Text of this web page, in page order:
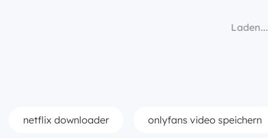
Laden...
netflix downloader onlyfans video speichern